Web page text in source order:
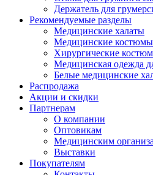
Держатель для
Рекомендуемые разделы
Медицинские халаты
Медицинские костюмы
Хирургические
Медицинская одежда
Белые медицинские
Распродажа
Акции и скидки
Партнерам
О компании
Оптовикам
Медицинским
Выставки
Покупателям